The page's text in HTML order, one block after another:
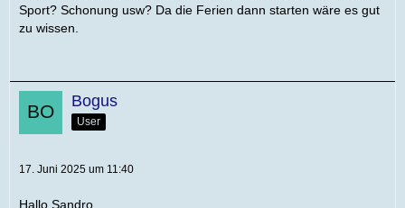
Sport? Schonung usw? Da die Ferien dann starten wäre es gut
zu wissen.
Bogus
User
17. Juni 2025 um 11:40
Hallo Sandro